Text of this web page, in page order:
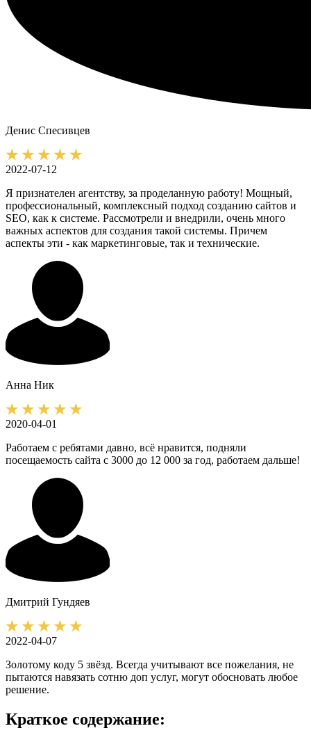
Денис Спесивцев
2022-07-12
Я признателен агентству, за проделанную работу! Мощный,
профессиональный, комплексный подход созданию сайтов и
SEO, как к системе. Рассмотрели и внедрили, очень много
важных аспектов для создания такой системы. Причем
аспекты эти - как маркетинговые, так и технические.
Анна Ник
2020-04-01
Работаем с ребятами давно, всё нравится, подняли
посещаемость сайта с 3000 до 12 000 за год, работаем дальше!
Дмитрий Гундяев
2022-04-07
Золотому коду 5 звёзд. Всегда учитывают все пожелания, не
пытаются навязать сотню доп услуг, могут обосновать любое
решение.
Краткое содержание: